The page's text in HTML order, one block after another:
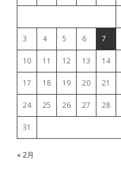
3 4 5 6 7
10 11 12 13 14
17 18 19 20 21
24 25 26 27 28
31
« 2月